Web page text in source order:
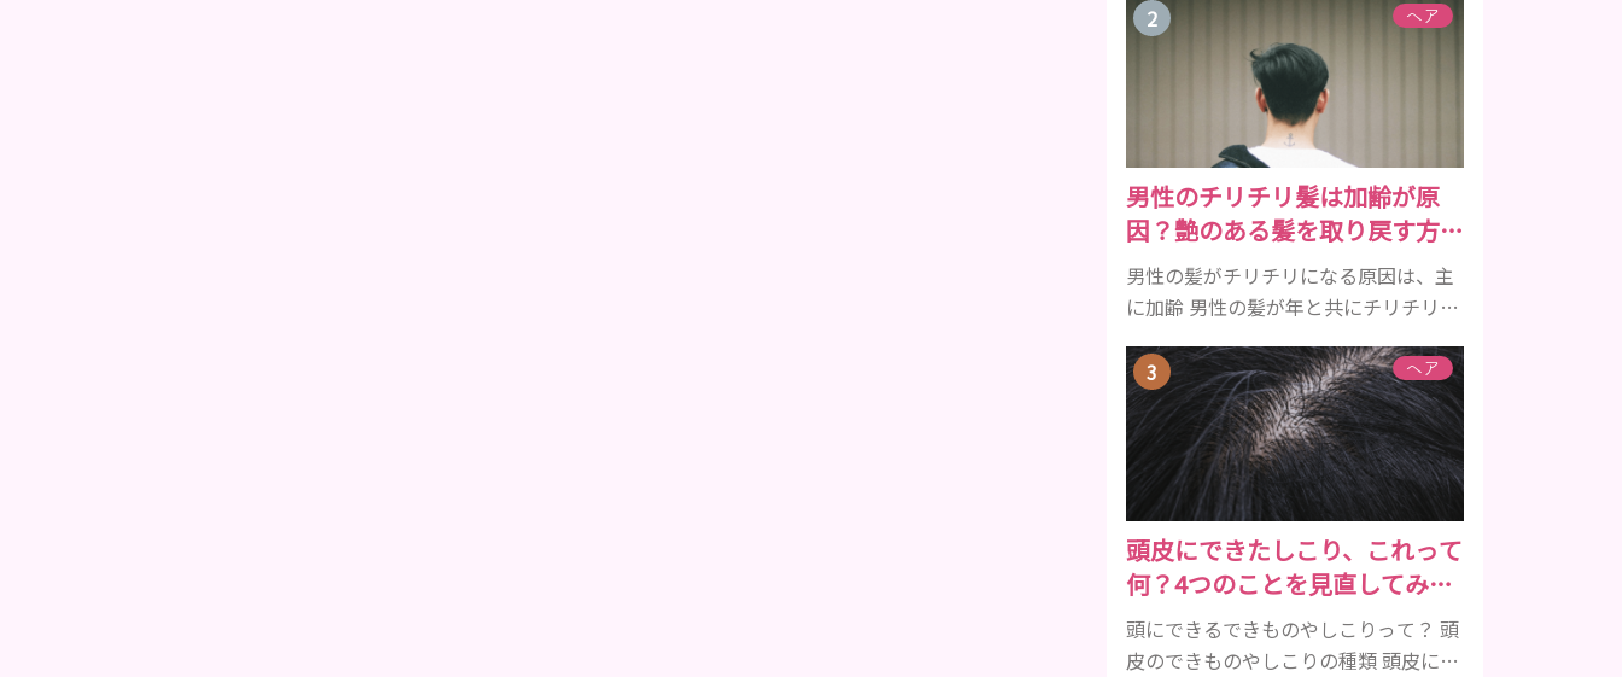
ーの症状を解説しますね。 歯磨き粉に
含まれるアレルギーを起こすおそれの
ある成分 まず、普段お使いの歯磨き粉
に含まれているどの成分にアレルギー
を引き起こすおそれがあるのかを説明
しますね。 •フッ素･･･歯の表面のエナ
メルを守り強くしたり、虫歯と防ぐ働
きを持つ成分 •香味料 ･･･歯磨き粉の風
味や爽...
ヘア
男性のチリチリ髪は加齢が原
因？艶のある髪を取り戻す方法
をご紹介
男性の髪がチリチリになる原因は、主
に加齢 男性の髪が年と共にチリチリに
い頃はしっかりとボリュームがあり、
髪にツヤがあった男性も、いつのまに
か髪がチリチリでペタンとするように
なったと感じる人もいるでしょう。特
に大人の男性としての魅力が出てくる
40代以降の男性に悩んでいる人が多い
傾向があります。 髪が生え変わるサイ
クルは、年齢と共に乱れていきます。
髪が太くならないま...
ヘア
頭皮にできたしこり、これって
何？4つのことを見直してみよ
う！
頭にできるできものやしこりって？ 頭
皮のできものやしこりの種類 頭皮にで